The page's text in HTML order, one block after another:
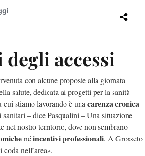
accessi
con alcune proposte alla giornata
salute, dedicata ai progetti per la sanità
cui stiamo lavorando è una carenza cronica
sanitari – dice Pasqualini – Una situazione
nel nostro territorio, dove non sembrano
néincentivi professionali. A Grosseto
nell’area».